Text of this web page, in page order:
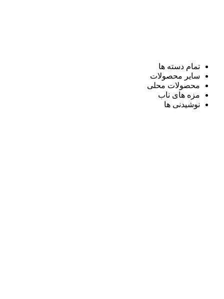
تمام دسته ها
سایر محصولات
محصولات محلی
مزه های ناب
نوشیدنی ها